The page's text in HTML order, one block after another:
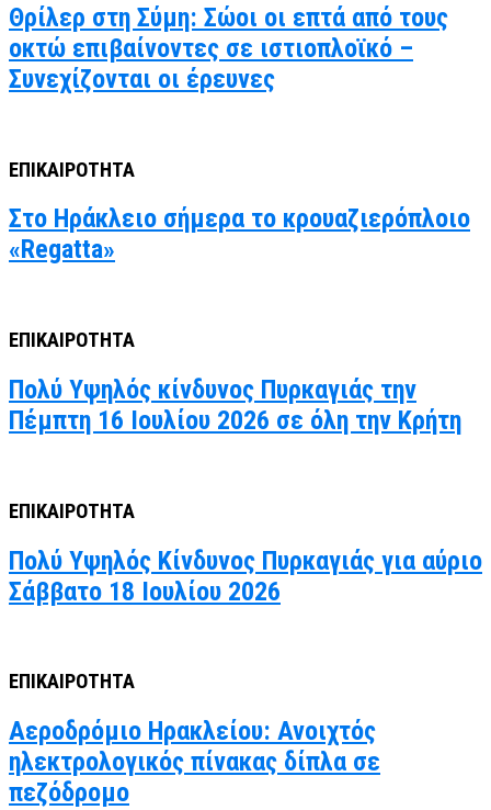
Θρίλερ στη Σύμη: Σώοι οι επτά από τους
οκτώ επιβαίνοντες σε ιστιοπλοϊκό –
Συνεχίζονται οι έρευνες
ΕΠΙΚΑΙΡΟΤΗΤΑ
Στο Ηράκλειο σήμερα το κρουαζιερόπλοιο
«Regatta»
ΕΠΙΚΑΙΡΟΤΗΤΑ
Πολύ Υψηλός κίνδυνος Πυρκαγιάς την
Πέμπτη 16 Ιουλίου 2026 σε όλη την Κρήτη
ΕΠΙΚΑΙΡΟΤΗΤΑ
Πολύ Υψηλός Κίνδυνος Πυρκαγιάς για αύριο
Σάββατο 18 Ιουλίου 2026
ΕΠΙΚΑΙΡΟΤΗΤΑ
Αεροδρόμιο Ηρακλείου: Ανοιχτός
ηλεκτρολογικός πίνακας δίπλα σε
πεζόδρομο